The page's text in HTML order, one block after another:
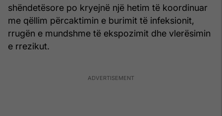
shëndetësore po kryejnë një hetim të koordinuar
me qëllim përcaktimin e burimit të infeksionit,
rrugën e mundshme të ekspozimit dhe vlerësimin
e rrezikut.